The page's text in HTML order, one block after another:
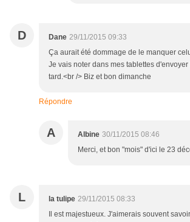
D Dane 29/11/2015 09:33
Ça aurait été dommage de le manquer
Je vais noter dans mes tablettes
tard.<br /> Biz et bon dimanche
Répondre
A Albine 30/11/2015 08:46
Merci, et bon "mois" d'ici le 23
L la tulipe 29/11/2015 08:33
Il est majestueux. J'aimerais souvent